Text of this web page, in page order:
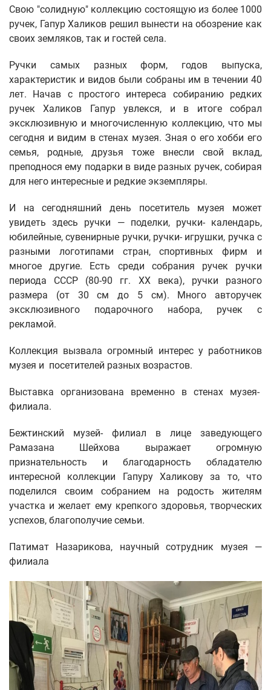
Свою "солидную" коллекцию состоящую из более 1000
ручек, Гапур Халиков решил вынести на обозрение как
своих земляков, так и гостей села.
Ручки самых разных форм, годов выпуска,
характеристик и видов были собраны им в течении 40
лет. Начав с простого интереса собиранию редких
ручек Халиков Гапур увлекся, и в итоге собрал
эксклюзивную и многочисленную коллекцию, что мы
сегодня и видим в стенах музея. Зная о его хобби его
семья, родные, друзья тоже внесли свой вклад,
преподнося ему подарки в виде разных ручек, собирая
для него интересные и редкие экземпляры.
И на сегодняшний день посетитель музея может
увидеть здесь ручки — поделки, ручки- календарь,
юбилейные, сувенирные ручки, ручки- игрушки, ручка с
разными логотипами стран, спортивных фирм и
многое другие. Есть среди собрания ручек ручки
периода СССР (80-90 гг. XX века), ручки разного
размера (от 30 см до 5 см). Много авторучек
эксклюзивного подарочного набора, ручек с
рекламой.
Коллекция вызвала огромный интерес у работников
музея и посетителей разных возрастов.
Выставка организована временно в стенах музея-
филиала.
Бежтинский музей- филиал в лице заведующего
Рамазана Шейхова выражает огромную
признательность и благодарность обладателю
интересной коллекции Гапуру Халикову за то, что
поделился своим собранием на родость жителям
участка и желает ему крепкого здоровья, творческих
успехов, благополучие семьи.
Патимат Назарикова, научный сотрудник музея —
филиала